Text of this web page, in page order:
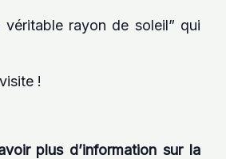
rayon de soleil” qui
!
plus d’information sur la